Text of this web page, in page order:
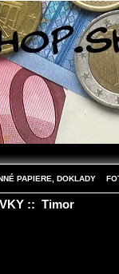
PAPIERE, DOKLADY
:: Timor